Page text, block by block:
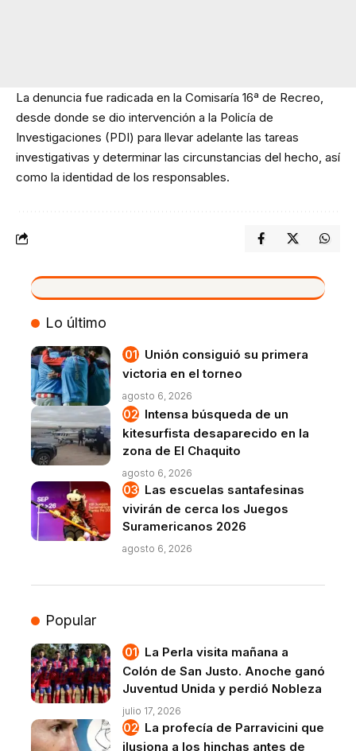
La denuncia fue radicada en la Comisaría 16ª de Recreo,
desde donde se dio intervención a la Policía de
Investigaciones (PDI) para llevar adelante las tareas
investigativas y determinar las circunstancias del hecho, así
como la identidad de los responsables.
VIVO
Lo último
Unión consiguió su primera
victoria en el torneo
agosto 6, 2026
Intensa búsqueda de un
kitesurfista desaparecido en la
zona de El Chaquito
agosto 6, 2026
Las escuelas santafesinas
vivirán de cerca los Juegos
Suramericanos 2026
agosto 6, 2026
Popular
La Perla visita mañana a
Colón de San Justo. Anoche ganó
Juventud Unida y perdió Nobleza
julio 17, 2026
La profecía de Parravicini que
ilusiona a los hinchas antes de